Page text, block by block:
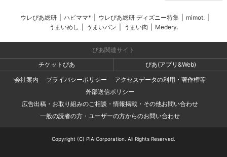
ウレぴあ総研 ハピママ* ウレぴあ総研 ディズニー特集 mimot.
うまいめし
うまいパン うまい肉 Medery.
ぴあ関連サイト
チケットぴあ
ぴあ(アプリ&Web)
会社案内
プライバシーポリシー
アクセスデータの利用・著作権等
外部送信ポリシー
広告出稿・お取り組みのご相談・情報掲載・その他お問い合わせ
一般の読者の方・ユーザーの方からのお問い合わせ
Copyright (C) PIA Corporation. All Rights Reserved.